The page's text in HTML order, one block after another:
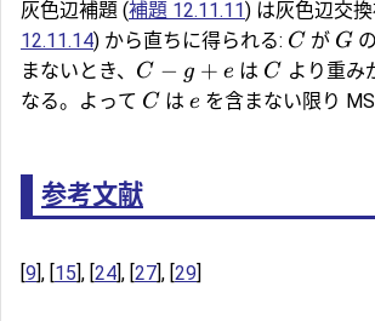
灰色辺補題 (補題 12.11.11) は灰色辺交
12.11.14) から直ちに得られる: C が G
まないとき、 C − g + e は C より重み
なる。よって C はe を含まない限り
参考文献
9 ], [ 15 ], [ 24 ], [ 27 ], [ 29